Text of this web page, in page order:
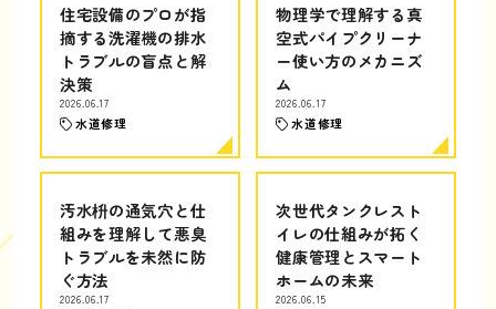
住宅設備のプロが指
摘する洗濯機の排水
トラブルの盲点と解
決策
2026.06.17
水道修理
物理学で理解する真
空式パイプクリーナ
ー使い方のメカニズ
ム
2026.06.17
水道修理
汚水枡の通気穴と仕
組みを理解して悪臭
トラブルを未然に防
ぐ方法
2026.06.17
次世代タンクレスト
イレの仕組みが拓く
健康管理とスマート
ホームの未来
2026.06.15